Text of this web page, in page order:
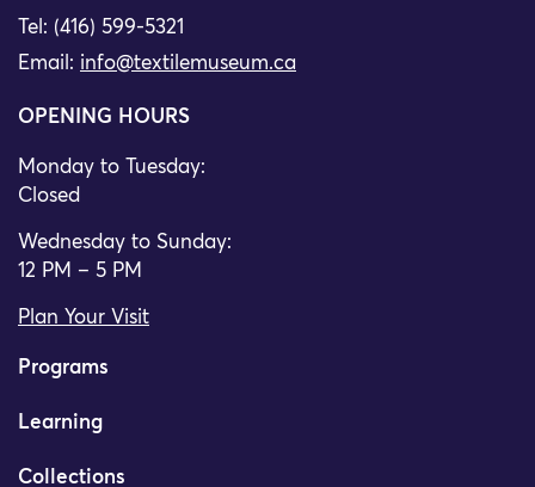
Tel: (416) 599-5321
Email: info@textilemuseum.ca
OPENING HOURS
Monday to Tuesday:
Closed
Wednesday to Sunday:
12 PM – 5 PM
Plan Your Visit
Programs
Learning
Collections